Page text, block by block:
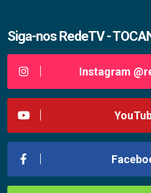
Siga-nos RedeTV -
Instagram